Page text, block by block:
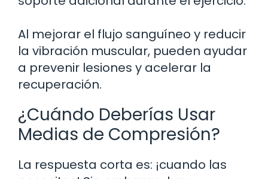
Al mejorar el flujo sanguíneo y reducir
la vibración muscular, pueden ayudar
a prevenir lesiones y acelerar la
recuperación.
¿Cuándo Deberías Usar
Medias de Compresión?
La respuesta corta es: ¡cuando las